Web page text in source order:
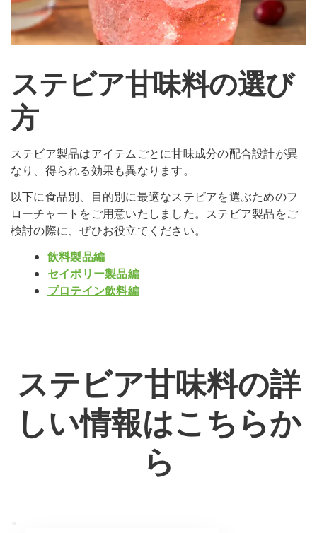
ステビア甘味料の選び
方
ステビア製品はアイテムごとに甘味成分の配合設計が異
なり、得られる効果も異なります。
以下に食品別、目的別に最適なステビアを選ぶためのフ
ローチャートをご用意いたしました。ステビア製品をご
検討の際に、ぜひお役立てください。
飲料製品編
セイボリー製品編
プロテイン飲料編
ステビア甘味料の詳
しい情報はこちらか
ら